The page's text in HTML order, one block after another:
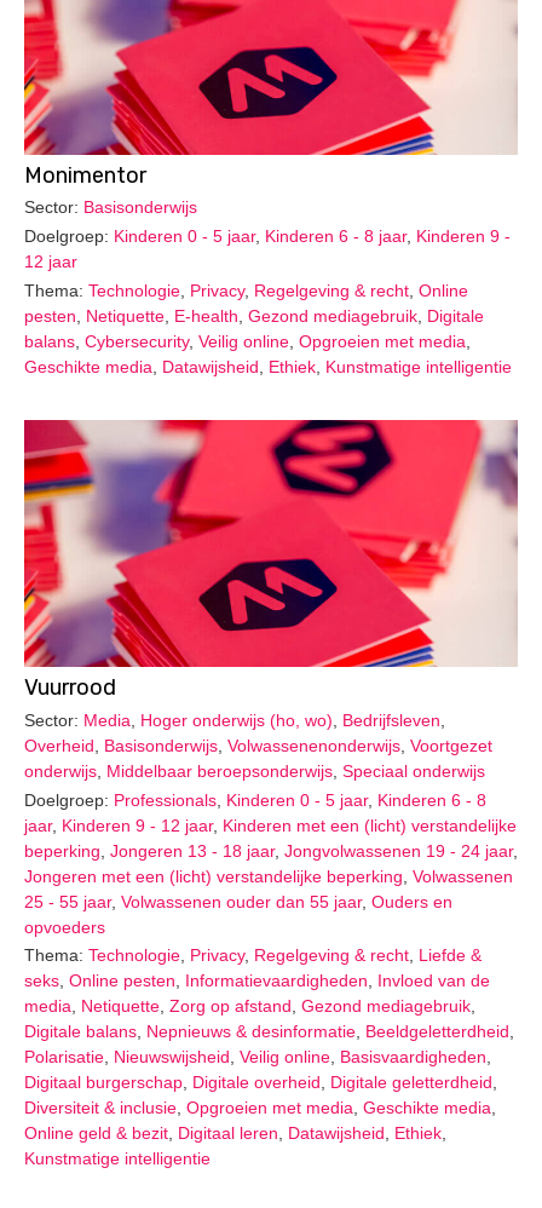
Monimentor
Sector: Basisonderwijs
Doelgroep: Kinderen 0 - 5 jaar, Kinderen 6 - 8 jaar, Kinderen 9 -
12 jaar
Thema: Technologie, Privacy, Regelgeving & recht, Online
pesten, Netiquette, E-health, Gezond mediagebruik, Digitale
balans, Cybersecurity, Veilig online, Opgroeien met media,
Geschikte media, Datawijsheid, Ethiek, Kunstmatige intelligentie
Vuurrood
Sector: Media Hoger onderwijs (ho, wo) Bedrijfsleven
Overheid
Basisonderwijs Volwassenenonderwijs Voortgezet
onderwijs Middelbaar beroepsonderwijs Speciaal onderwijs
Doelgroep: Professionals Kinderen 0 - 5 jaar, Kinderen 6 - 8
jaar, Kinderen 9 - 12 jaar, Kinderen met een (licht) verstandelijke
beperking Jongeren 13 - 18 jaar, Jongvolwassenen 19 - 24 jaar,
Jongeren met een (licht) verstandelijke beperking Volwassenen
25 - 55 jaar, Volwassenen ouder dan 55 jaar, Ouders en
opvoeders
Thema: Technologie, Privacy, Regelgeving & recht, Liefde &
seks, Online pesten, Informatievaardigheden, Invloed van de
media, Netiquette, Zorg op afstand, Gezond mediagebruik,
Digitale balans, Nepnieuws & desinformatie, Beeldgeletterdheid,
Polarisatie, Nieuwswijsheid, Veilig online, Basisvaardigheden,
Digitaal burgerschap, Digitale overheid, Digitale geletterdheid,
Diversiteit & inclusie, Opgroeien met media, Geschikte media,
Online geld & bezit, Digitaal leren, Datawijsheid, Ethiek,
Kunstmatige intelligentie